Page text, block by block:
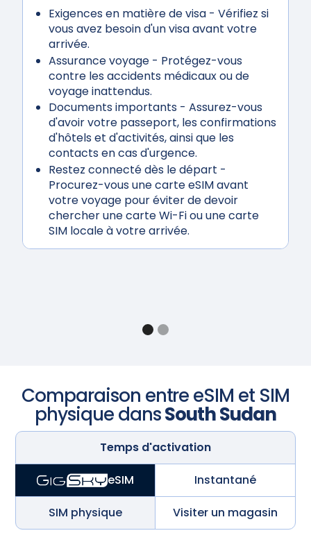
Exigences en matière de visa - Vérifiez si
vous avez besoin d'un visa avant votre
arrivée.
Assurance voyage - Protégez-vous
contre les accidents médicaux ou de
voyage inattendus.
Documents importants - Assurez-vous
d'avoir votre passeport, les confirmations
d'hôtels et d'activités, ainsi que les
contacts en cas d'urgence.
Restez connecté dès le départ -
Procurez-vous une carte eSIM avant
votre voyage pour éviter de devoir
chercher une carte Wi-Fi ou une carte
SIM locale à votre arrivée.
Comparaison entre eSIM et SIM
physique dansSouth Sudan
Temps d'activation
eSIM Instantané
SIM physique Visiter un magasin